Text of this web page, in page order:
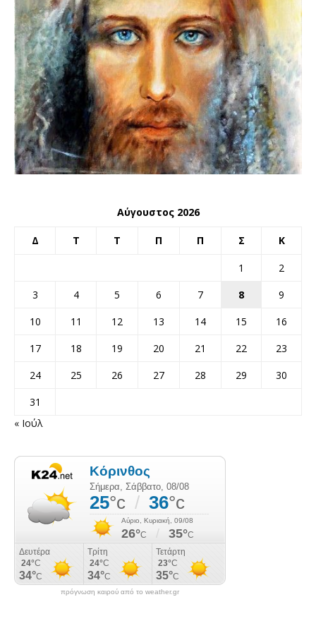
Αύγουστος 2026
Δ Τ Τ Π Π Σ Κ
1
2
3
4 5 6 7 8
9
10
11 12 13 14 15
16
17
18 19 20 21 22
23
24
25 26 27 28 29
30
31
« Ιούλ
πρόγνωση καιρού από το weather.gr